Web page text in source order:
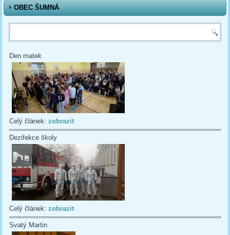
OBEC ŠUMNÁ
Vyhledávání
Den matek
Celý článek:zobrazit
Dezifekce školy
Celý článek:zobrazit
Svatý Martin